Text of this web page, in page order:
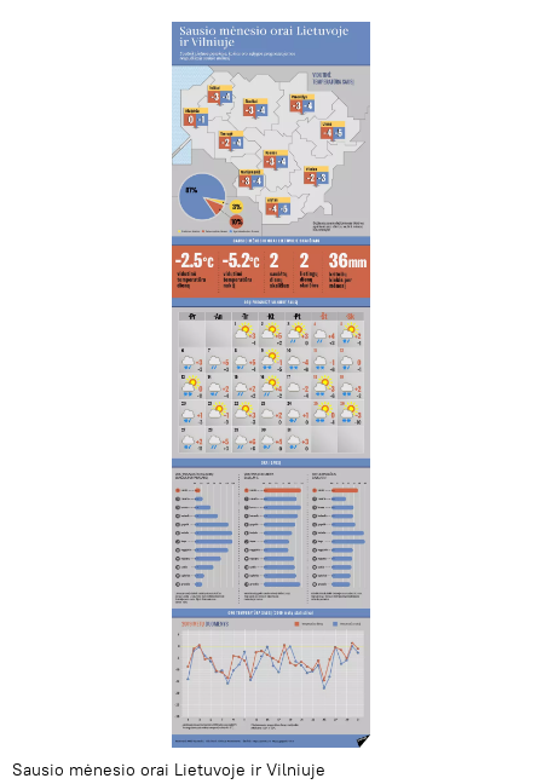
Sausio mėnesio orai Lietuvoje ir Vilniuje